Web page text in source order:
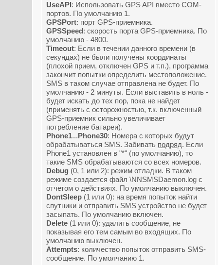
UseAPI: Использовать GPS API вместо COM-
портов. По умолчанию 1.
GPSPort: порт GPS-приемника.
GPSSpeed: скорость порта GPS-приемника. По
умолчанию - 4800.
Timeout: Если в течении данного времени (в
секундах) не были получены координаты
(плохой прием, отключен GPS и т.п.), программа
закончит попытки определить местоположение.
SMS в таком случае отправлена не будет. По
умолчанию - 2 минуты. Если выставить в ноль -
будет искать до тех пор, пока не найдет
(применять с осторожностью, т.к. включенный
GPS-приемник сильно увеличивает
потребление батареи).
Phone1...Phone30: Номера с которых будут
обрабатываться SMS. Забивать подряд. Если
Phone1 установлен в "*" (по умолчанию), то
такие SMS обрабатываются со всех номеров.
Debug (0, 1 или 2): режим отладки. В таком
режиме создается файл \NNSMSDaemon.log с
отчетом о действиях. По умолчанию выключен.
DontSleep (1 или 0): на время попыток найти
спутники и отправить SMS устройство не будет
засыпать. По умолчанию включен.
Delete (1 или 0): удалить сообщение, не
показывая его тем самым во входящих. По
умолчанию выключен.
Attempts: количество попыток отправить SMS-
сообщение. По умолчанию 1.